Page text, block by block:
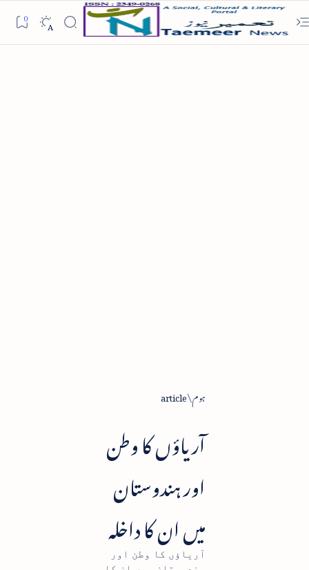
ہوم article
آریاؤں کا وطن
اور ہندوستان
میں ان کا داخلہ
آریاؤں کا وطن اور